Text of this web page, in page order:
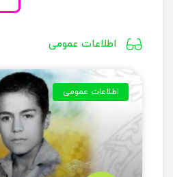
اطلاعات عمومی
اطلاعات عمومی